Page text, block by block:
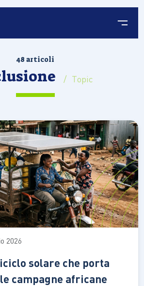
48 articoli
/ Topic
2026
solare che porta
campagne africane